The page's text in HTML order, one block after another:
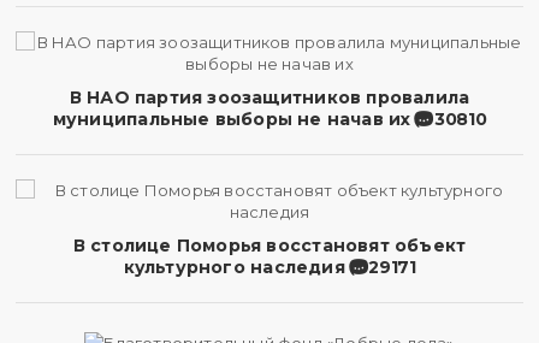
В НАО партия зоозащитников провалила
муниципальные выборы не начав их
30810
В столице Поморья восстановят объект
культурного наследия
29171